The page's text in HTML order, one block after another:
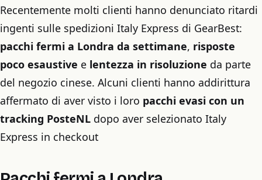
Recentemente molti clienti hanno denunciato ritardi
ingenti sulle spedizioni Italy Express di GearBest:
pacchi fermi a Londra da settimane, risposte
poco esaustive e lentezza in risoluzione da parte
del negozio cinese. Alcuni clienti hanno addirittura
affermato di aver visto i loro pacchi evasi con un
tracking PosteNL dopo aver selezionato Italy
Express in checkout